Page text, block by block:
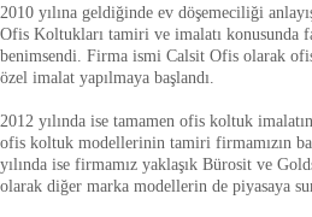
2010 yılına geldiğinde ev döşemeciliği
Ofis Koltukları tamiri ve imalatı konusunda
benimsendi. Firma ismi Calsit Ofis olarak
özel imalat yapılmaya başlandı.
2012 yılında ise tamamen ofis koltuk
ofis koltuk modellerinin tamiri firmamızın
yılında ise firmamız yaklaşık Bürosit ve
olarak diğer marka modellerin de piyasaya